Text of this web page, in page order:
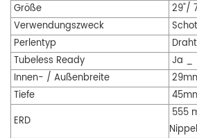
Größe
29"/
Verwendungszweck
Perlentyp
Tubeless Ready
Ja _
Innen- / Außenbreite
Tiefe
ERD
555